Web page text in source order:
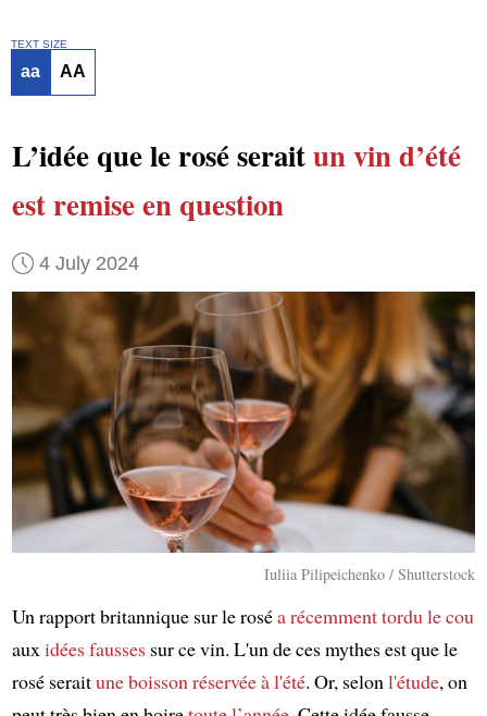
TEXT SIZE
aa AA
L’idée que le rosé seraitun vin d’été
est remise en question
4 July 2024
Iuliia Pilipeichenko / Shutterstock
Un rapport britannique sur le roséa récemment tordu le cou
aux idées faussessur ce vin. L'un de ces mythes est que le
rosé seraitune boisson réservée à l'été. Or, selon l'étude, on